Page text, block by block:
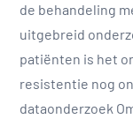
de behandeling
uitgebreid
patiënten is het
resistentie nog
dataonderzoek